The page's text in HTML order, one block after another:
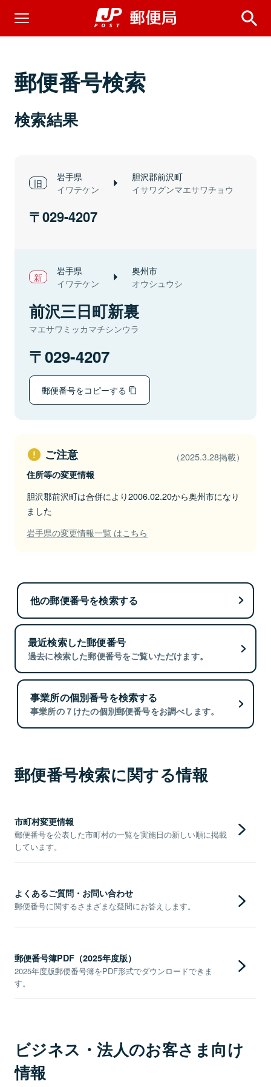
郵便番号検索
検索結果
岩手県
イワテケン
胆沢郡前沢町
イサワグンマエサワチョウ
029-4207
岩手県
イワテケン
奥州市
オウシュウシ
前沢三日町新裏
マエサワミッカマチシンウラ
029-4207
郵便番号をコピーする
ご注意 （2025.3.28掲載）
住所等の変更情報
胆沢郡前沢町は合併により2006.02.20から奥州市になり
ました
岩手県の変更情報一覧 はこちら
他の郵便番号を検索する
最近検索した郵便番号
過去に検索した郵便番号をご覧いただけます。
事業所の個別番号を検索する
事業所の７けたの個別郵便番号をお調べします。
郵便番号検索に関する情報
市町村変更情報
郵便番号を公表した市町村の一覧を実施日の新しい順に掲載
しています。
よくあるご質問・お問い合わせ
郵便番号に関するさまざまな疑問にお答えします。
郵便番号簿PDF（2025年度版）
2025年度版郵便番号簿をPDF形式でダウンロードできま
す。
ビジネス・法人のお客さま向け
情報